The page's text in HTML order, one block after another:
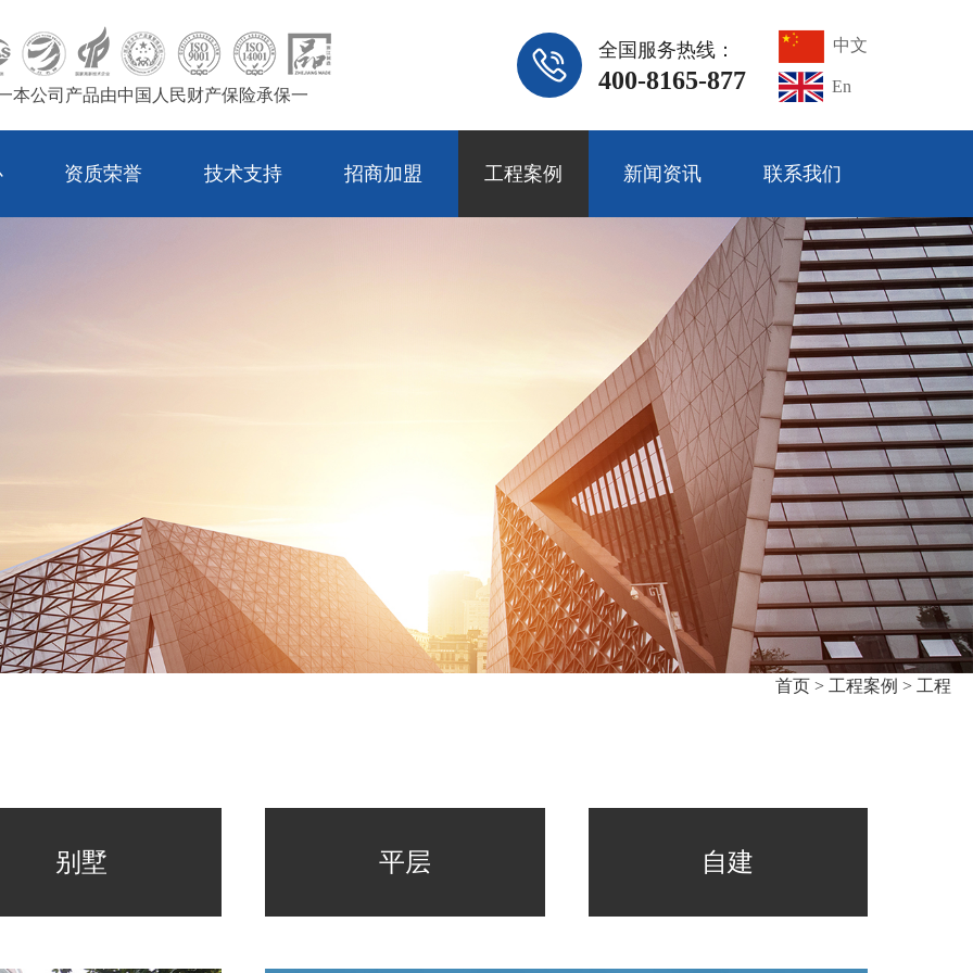
本公司产品由中国人民财产保险承保一
全国服务热线：
400-8165-877
中文
En
资质荣誉 技术支持 招商加盟 工程案例 新闻资讯 联系我们
首页 > 工程案例 > 工程
别墅 平层 自建